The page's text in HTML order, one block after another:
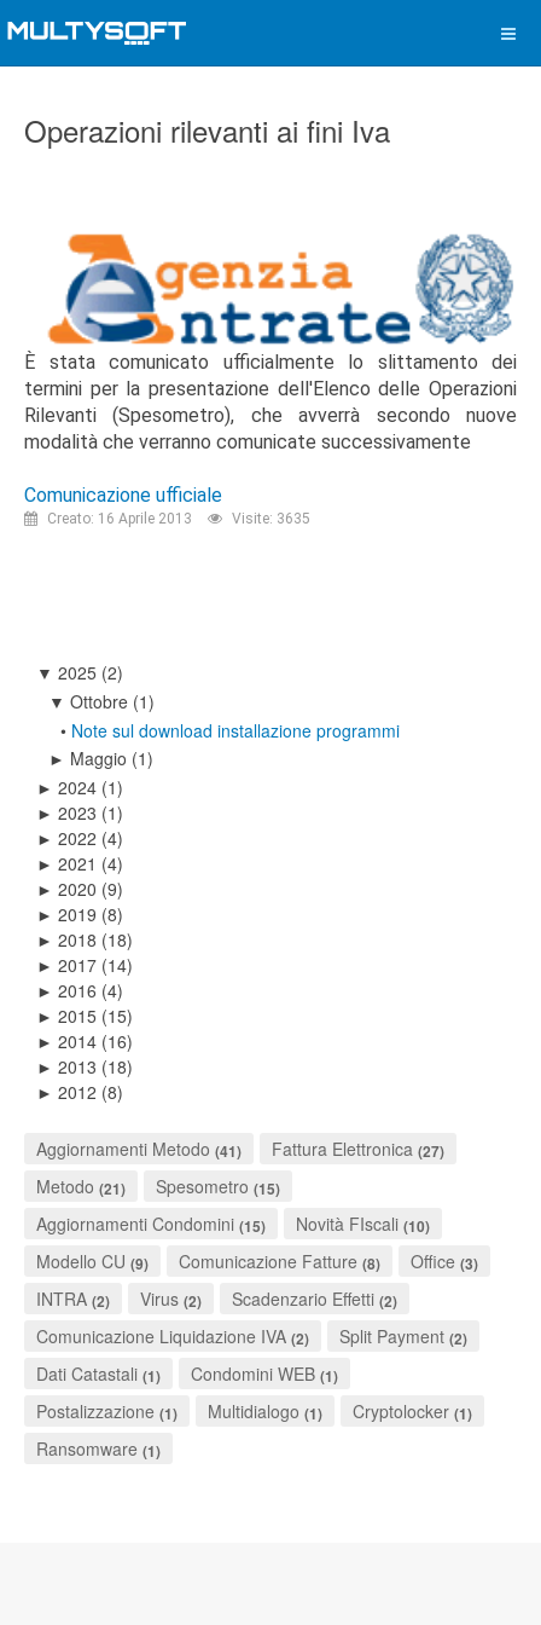
Operazioni rilevanti ai fini Iva
È stata comunicato ufficialmente lo slittamento dei
termini per la presentazione dell'Elenco delle Operazioni
Rilevanti (Spesometro), che avverrà secondo nuove
modalità che verranno comunicate successivamente
Comunicazione ufficiale
Creato: 16 Aprile 2013 Visite: 3635
▼ 2025 (2)
▼ Ottobre (1)
• Note sul download installazione programmi
► Maggio (1)
► 2024 (1)
► 2023 (1)
► 2022 (4)
► 2021 (4)
► 2020 (9)
► 2019 (8)
► 2018 (18)
► 2017 (14)
► 2016 (4)
► 2015 (15)
► 2014 (16)
► 2013 (18)
► 2012 (8)
Aggiornamenti Metodo (41) Fattura Elettronica (27)
Metodo (21) Spesometro (15)
Aggiornamenti Condomini (15) Novità FIscali (10)
Modello CU (9) Comunicazione Fatture (8) Office (3)
INTRA (2) Virus (2) Scadenzario Effetti (2)
Comunicazione Liquidazione IVA (2) Split Payment (2)
Dati Catastali (1) Condomini WEB (1)
Postalizzazione (1) Multidialogo (1) Cryptolocker (1)
Ransomware (1)